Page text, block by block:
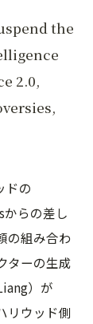
the
2.0,
ドの
らの差し
の組み合わ
ターの生成
）が
リウッド側